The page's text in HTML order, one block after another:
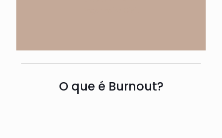
O que é Burnout?